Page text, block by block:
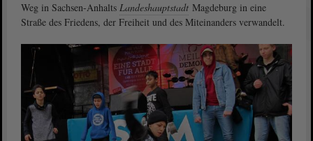
Weg in Sachsen-Anhalts Landeshauptstadt Magdeburg in eine
Straße des Friedens, der Freiheit und des Miteinanders verwandelt.